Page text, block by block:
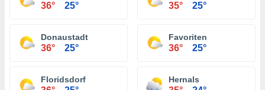
36° 25° 35° 25°
Donaustadt
36° 25°
Favoriten
36° 25°
Floridsdorf Hernals